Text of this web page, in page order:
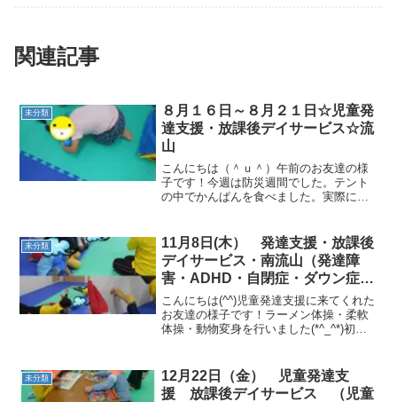
関連記事
未分類
８月１６日～８月２１日☆児童発
達支援・放課後デイサービス☆流
山
こんにちは（＾ｕ＾）午前のお友達の様
子です！今週は防災週間でした。テント
の中でかんぱんを食べました。実際に外
り、火にみたてた段ボールや牛乳パック
を倒して火を消しま...
未分類
11月8日(木） 発達支援・放課後
デイサービス・南流山（発達障
害・ADHD・自閉症・ダウン症・
姿勢が悪い・体幹・粗大運動・発
語）
こんにちは(^^)児童発達支援に来てくれた
お友達の様子です！ラーメン体操・柔軟
体操・動物変身を行いました(*^_^*)初め
き・ジャンプ一本橋・トランポリン前
転・ジャンピング...
未分類
12月22日（金） 児童発達支
援 放課後デイサービス （児童